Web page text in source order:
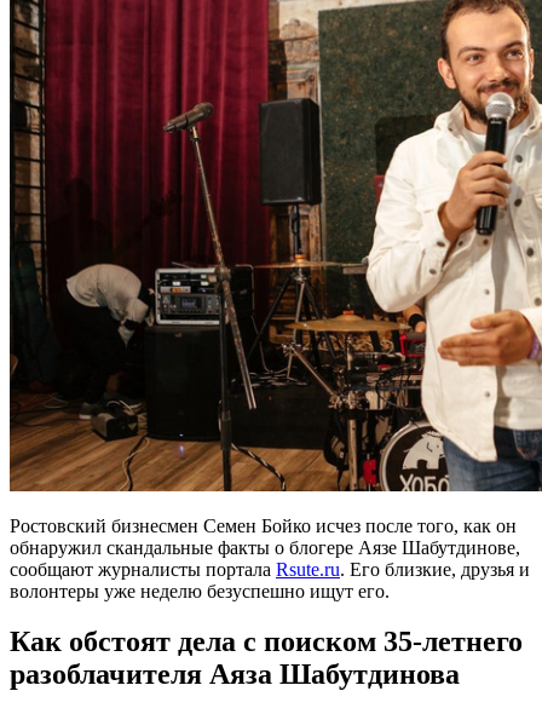
Ростовский бизнесмен Семен Бойко исчез после того, как он
обнаружил скандальные факты о блогере Аязе Шабутдинове,
сообщают журналисты портала Rsute.ru. Его близкие, друзья и
волонтеры уже неделю безуспешно ищут его.
Как обстоят дела с поиском 35-летнего
разоблачителя Аяза Шабутдинова